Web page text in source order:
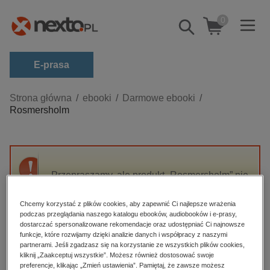
Pokaż/schowaj
wyszukiwarkę
0
E-prasa
Kategorie
Zobacz wszystkie E-prasa
budownictwo, aranżacja wnętrz
darmowe wydania
edukacja
hobby, sport, rozrywka
komputery, internet, technologie, informatyka
Strona główna ebooki
Darmowe ebooki
Rosmersholm
Przepraszamy, ale produkt „Rosmersholm” nie
High-contrast mode
Polecane
Chcemy korzystać z plików cookies, aby zapewnić Ci najlepsze wrażenia
podczas przeglądania naszego katalogu ebooków, audiobooków i e-prasy,
dostarczać spersonalizowane rekomendacje oraz udostępniać Ci najnowsze
funkcje, które rozwijamy dzięki analizie danych i współpracy z naszymi
partnerami. Jeśli zgadzasz się na korzystanie ze wszystkich plików cookies,
kliknij „Zaakceptuj wszystkie”. Możesz również dostosować swoje
preferencje, klikając „Zmień ustawienia”. Pamiętaj, że zawsze możesz